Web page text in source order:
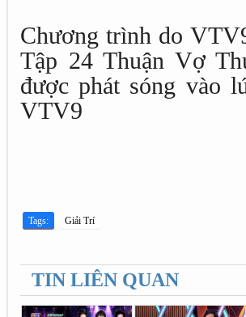
Chương trình do
Tập 24 Thuận Vợ
được phát sóng vào
VTV9
Tags: Giải Trí
TIN LIÊN QUAN